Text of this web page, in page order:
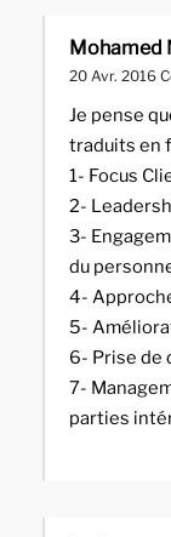
Mohamed
20 Avr. 2016
Je pense
traduits en
1- Focus
2-
3-
du
4-
5-
6- Prise de
7-
parties